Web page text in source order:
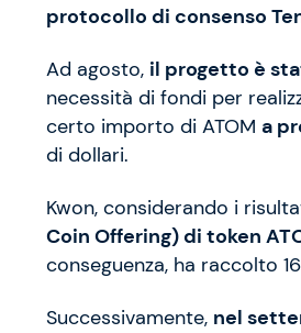
protocollo di consenso
Ad agosto, il progetto è
necessità di fondi per
certo importo di ATOM a
di dollari.
Kwon, considerando i
Coin Offering) di token
conseguenza, ha raccolto
Successivamente, nel